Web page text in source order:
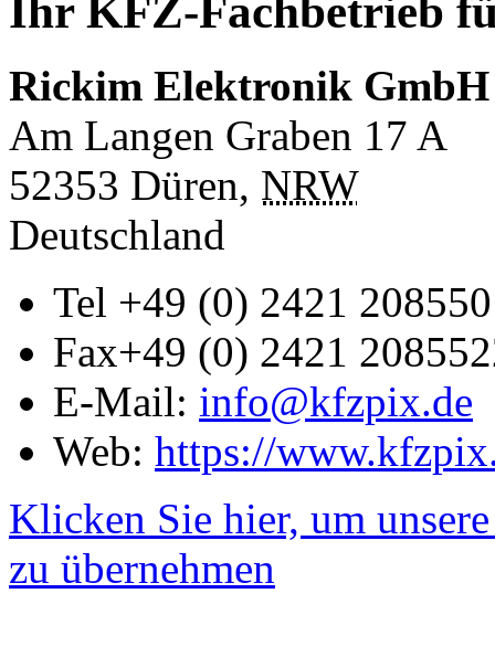
Ihr KFZ-Fachbetrieb
Rickim Elektronik GmbH
Am Langen Graben 17 A
52353 Düren, NRW
Deutschland
Tel +49 (0) 2421 208550
Fax+49 (0) 2421
E-Mail: info@kfzpix.de
Web: https://
Klicken Sie hier, um
zu übernehmen